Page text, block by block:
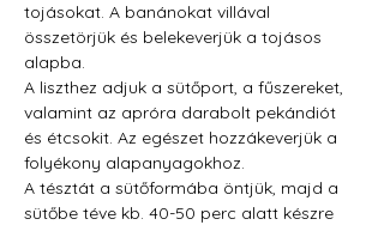
tojásokat. A banánokat villával
összetörjük és belekeverjük a tojásos
alapba.
A liszthez adjuk a sütőport, a fűszereket,
valamint az apróra darabolt pekándiót
és étcsokit. Az egészet hozzákeverjük a
folyékony alapanyagokhoz.
A tésztát a sütőformába öntjük, majd a
sütőbe téve kb. 40-50 perc alatt készre